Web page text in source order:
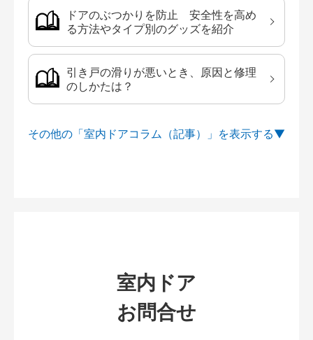
ドアのぶつかりを防止 安全性を高め
る方法やタイプ別のグッズを紹介
引き戸の滑りが悪いとき、原因と修理
のしかたは？
その他の「室内ドアコラム（記事）」を
室内ドア
お問合せ